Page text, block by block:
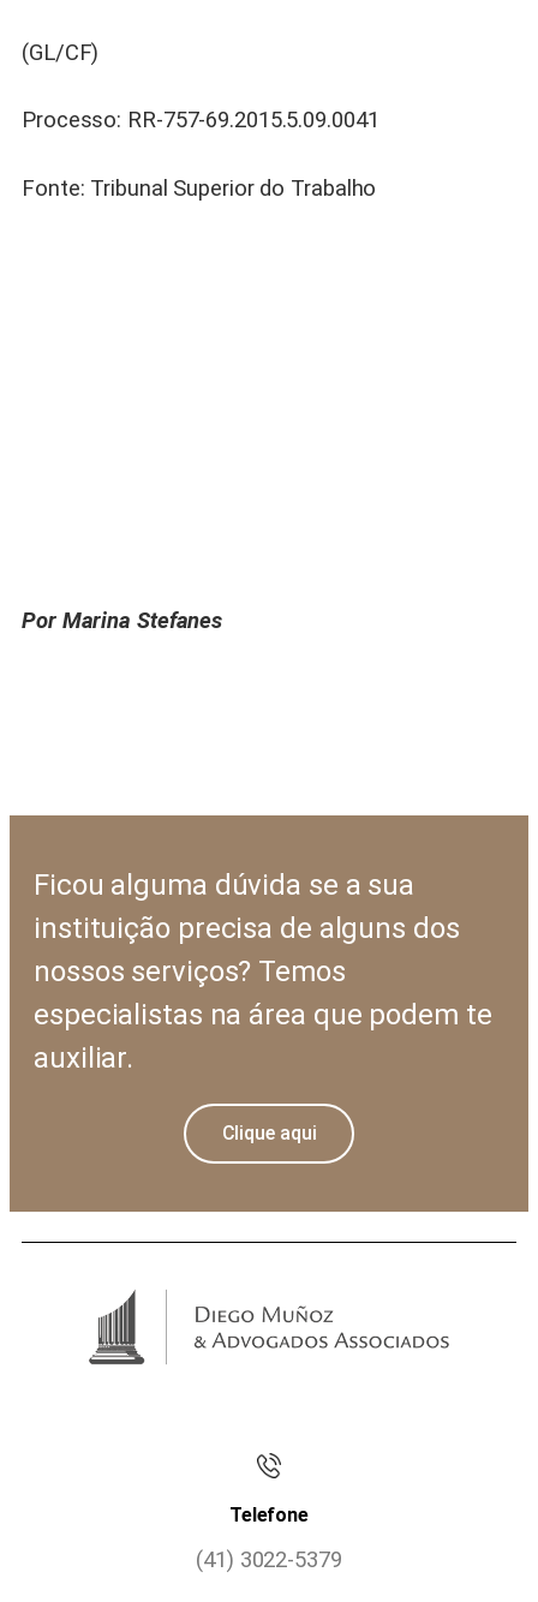
(GL/CF)
Processo: RR-757-69.2015.5.09.0041
Fonte: Tribunal Superior do Trabalho
Por Marina Stefanes
Ficou alguma dúvida se a sua
instituição precisa de alguns dos
nossos serviços? Temos
especialistas na área que podem te
auxiliar.
Clique aqui
Telefone
(41) 3022-5379